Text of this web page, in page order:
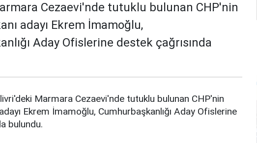
Cezaevi'nde tutuklu bulunan CHP'nin
adayı Ekrem İmamoğlu,
Aday Ofislerine destek çağrısında
Marmara Cezaevi'nde tutuklu bulunan CHP'nin
Ekrem İmamoğlu, Cumhurbaşkanlığı Aday Ofislerine
bulundu.